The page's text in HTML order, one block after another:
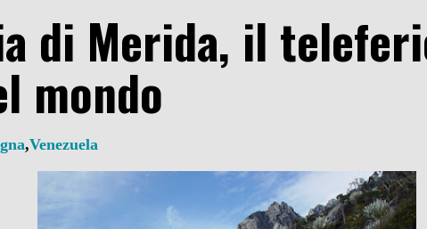
di Merida, il
mondo
,Venezuela